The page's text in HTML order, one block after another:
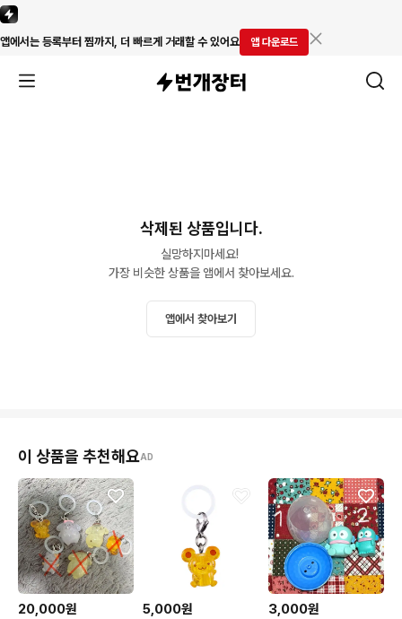
앱에서는 등록부터 찜까지, 더 빠르게 거래할 수 있어요 앱 다운로드
삭제된 상품입니다.
실망하지마세요!
가장 비슷한 상품을 앱에서 찾아보세요.
앱에서 찾아보기
이 상품을 추천해요AD
20,000원 5,000원 3,000원